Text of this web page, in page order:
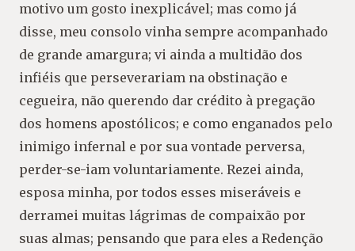
motivo um gosto inexplicável; mas como já
disse, meu consolo vinha sempre acompanhado
de grande amargura; vi ainda a multidão dos
infiéis que perseverariam na obstinação e
cegueira, não querendo dar crédito à pregação
dos homens apostólicos; e como enganados pelo
inimigo infernal e por sua vontade perversa,
perder-se-iam voluntariamente. Rezei ainda,
esposa minha, por todos esses miseráveis e
derramei muitas lágrimas de compaixão por
suas almas; pensando que para eles a Redenção